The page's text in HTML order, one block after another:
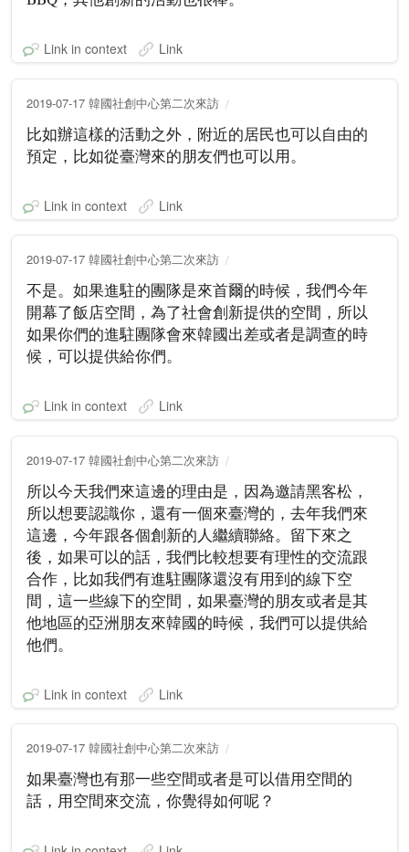
Link in context Link
2019-07-17 韓國社創中心第二次來訪
比如辦這樣的活動之外，附近的居民也可以自由的
預定，比如從臺灣來的朋友們也可以用。
Link in context Link
2019-07-17 韓國社創中心第二次來訪
不是。如果進駐的團隊是來首爾的時候，我們今年
開幕了飯店空間，為了社會創新提供的空間，所以
如果你們的進駐團隊會來韓國出差或者是調查的時
候，可以提供給你們。
Link in context Link
2019-07-17 韓國社創中心第二次來訪
所以今天我們來這邊的理由是，因為邀請黑客松，
所以想要認識你，還有一個來臺灣的，去年我們來
這邊，今年跟各個創新的人繼續聯絡。留下來之
後，如果可以的話，我們比較想要有理性的交流跟
合作，比如我們有進駐團隊還沒有用到的線下空
間，這一些線下的空間，如果臺灣的朋友或者是其
他地區的亞洲朋友來韓國的時候，我們可以提供給
他們。
Link in context Link
2019-07-17 韓國社創中心第二次來訪
如果臺灣也有那一些空間或者是可以借用空間的
話，用空間來交流，你覺得如何呢？